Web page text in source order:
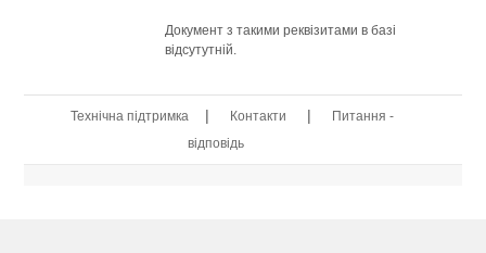
Документ з такими реквізитами в базі
відсутутній.
Технічна підтримка | Контакти |
Питання -
відповідь